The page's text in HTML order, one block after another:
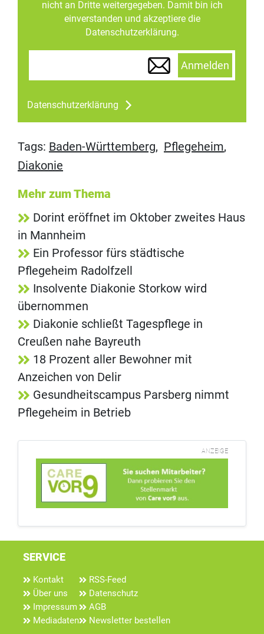
nicht an Dritte weitergegeben. Damit bin ich
einverstanden und akzeptiere die
Datenschutzerklärung.
Anmelden
Datenschutzerklärung
Tags: Baden-Württemberg, Pflegeheim,
Diakonie
Mehr zum Thema
Dorint eröffnet im Oktober zweites Haus
in Mannheim
Ein Professor fürs städtische
Pflegeheim Radolfzell
Insolvente Diakonie Storkow wird
übernommen
Diakonie schließt Tagespflege in
Creußen nahe Bayreuth
18 Prozent aller Bewohner mit
Anzeichen von Delir
Gesundheitscampus Parsberg nimmt
Pflegeheim in Betrieb
ANZEIGE
SERVICE
Kontakt
Über uns
Impressum
Mediadaten
RSS-Feed
Datenschutz
AGB
Newsletter bestellen